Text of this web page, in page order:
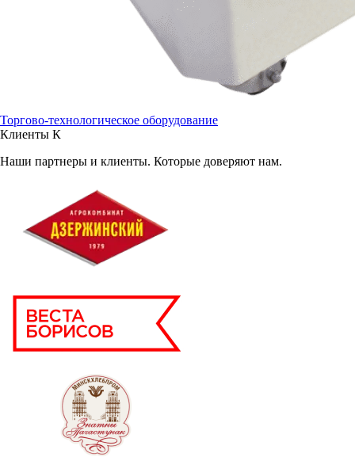
Торгово-технологическое оборудование
Клиенты К
Наши партнеры и клиенты. Которые доверяют нам.